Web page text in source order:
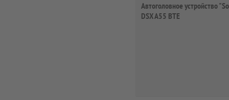
Автоголовное устройство
DSX A55 BTE